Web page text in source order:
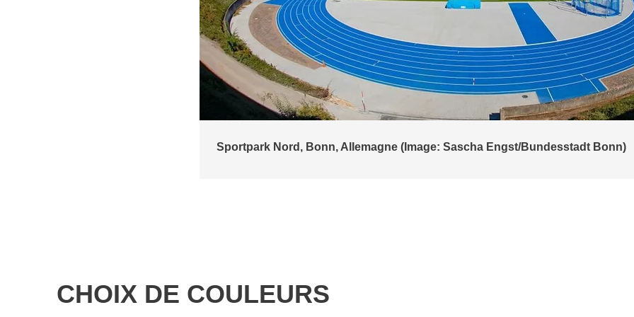
Stade de Wildeck Obersuhl (Allemagne)
CHOIX DE COULEURS